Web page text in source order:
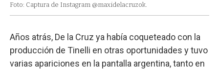
Foto: Captura de Instagram @maxidelacruzok.
Años atrás, De la Cruz ya había coqueteado con la
producción de Tinelli en otras oportunidades y tuvo
varias apariciones en la pantalla argentina, tanto en